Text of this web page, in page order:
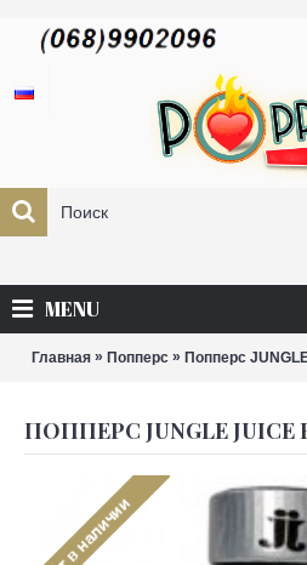
MENU
Главная » Попперс » Попперс
ПОППЕРС JUNGLE JUICE